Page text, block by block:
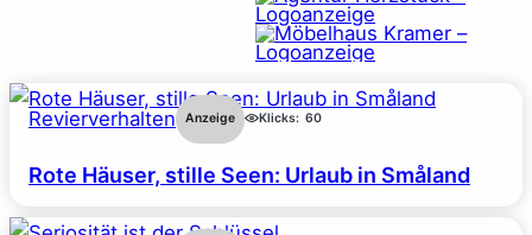
Revierverhalten Anzeige Klicks: 60
Rote Häuser, stille Seen: Urlaub in Småland